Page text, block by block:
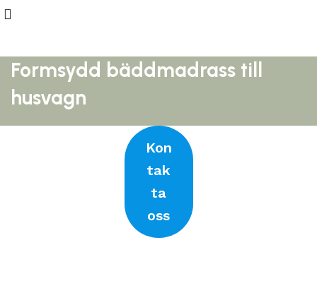
Formsydd bäddmadrass till
husvagn
Kon
tak
ta
oss